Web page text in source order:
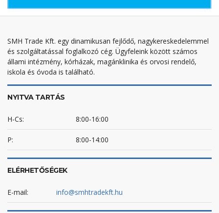
SMH Trade Kft. egy dinamikusan fejlődő, nagykereskedelemmel
és szolgáltatással foglalkozó cég. Ügyfeleink között számos
állami intézmény, kórházak, magánklinika és orvosi rendelő,
iskola és óvoda is található.
NYITVA TARTÁS
H-Cs: 8:00-16:00
P: 8:00-14:00
ELÉRHETŐSÉGEK
E-mail: info@smhtradekft.hu